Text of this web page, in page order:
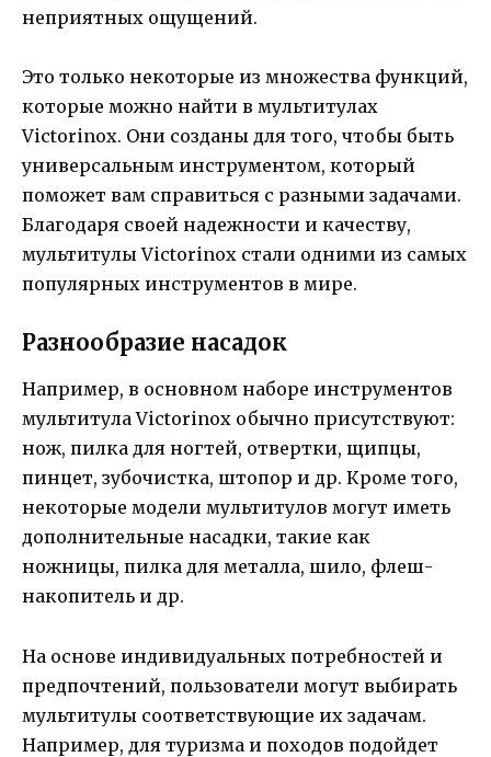
неприятных ощущений.
Это только некоторые из множества функций,
которые можно найти в мультитулах
Victorinox. Они созданы для того, чтобы быть
универсальным инструментом, который
поможет вам справиться с разными задачами.
Благодаря своей надежности и качеству,
мультитулы Victorinox стали одними из самых
популярных инструментов в мире.
Разнообразие насадок
Например, в основном наборе инструментов
мультитула Victorinox обычно присутствуют:
нож, пилка для ногтей, отвертки, щипцы,
пинцет, зубочистка, штопор и др. Кроме того,
некоторые модели мультитулов могут иметь
дополнительные насадки, такие как
ножницы, пилка для металла, шило, флеш-
накопитель и др.
На основе индивидуальных потребностей и
предпочтений, пользователи могут выбирать
мультитулы соответствующие их задачам.
Например, для туризма и походов подойдет